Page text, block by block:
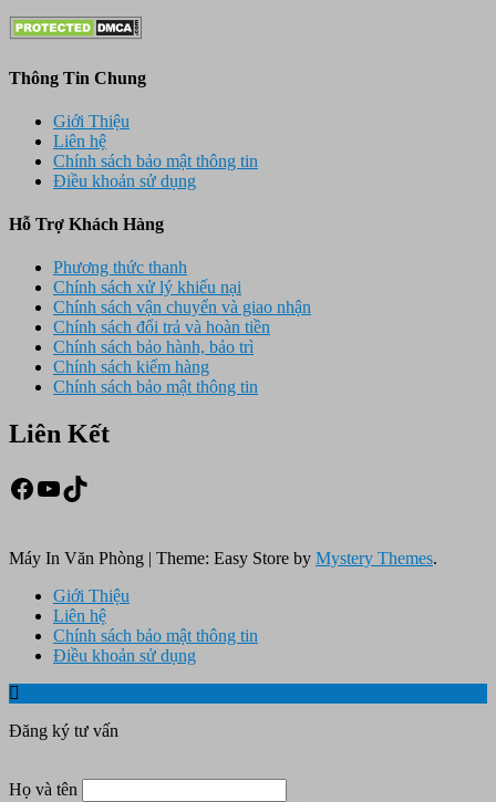
Thông Tin Chung
Giới Thiệu
Liên hệ
Chính sách bảo mật thông tin
Điều khoản sử dụng
Hỗ Trợ Khách Hàng
Phương thức thanh
Chính sách xử lý khiếu nại
Chính sách vận chuyển và giao nhận
Chính sách đổi trả và hoàn tiền
Chính sách bảo hành, bảo trì
Chính sách kiểm hàng
Chính sách bảo mật thông tin
Liên Kết
Facebook
Youtube
TikTok
Máy In Văn Phòng | Theme: Easy Store by Mystery Themes.
Giới Thiệu
Liên hệ
Chính sách bảo mật thông tin
Điều khoản sử dụng
Đăng ký tư vấn
Họ và tên